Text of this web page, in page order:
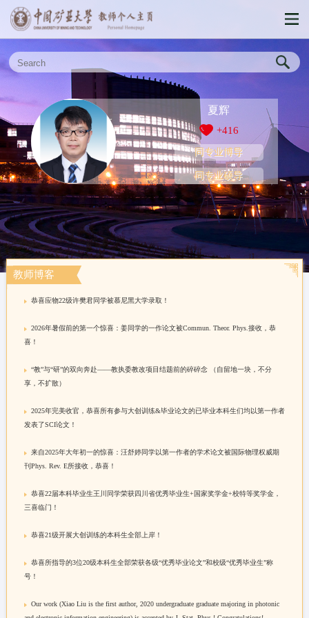
夏辉
+416
同专业博导
同专业硕导
教师博客
恭喜应物22级许樊君同学被慕尼黑大学录取！
2026年暑假前的第一个惊喜：姜同学的一作论文被Commun. Theor. Phys.接收，恭
喜！
“教”与“研”的双向奔赴——教执委教改项目结题前的碎碎念 （自留地一块，不分
享，不扩散）
2025年完美收官，恭喜所有参与大创训练&毕业论文的已毕业本科生们均以第一作者
发表了SCI论文！
来自2025年大年初一的惊喜：汪舒婷同学以第一作者的学术论文被国际物理权威期
刊Phys. Rev. E所接收，恭喜！
恭喜22届本科毕业生王川同学荣获四川省优秀毕业生+国家奖学金+校特等奖学金，
三喜临门！
恭喜21级开展大创训练的本科生全部上岸！
恭喜所指导的3位20级本科生全部荣获各级“优秀毕业论文”和校级“优秀毕业生”称
号！
Our work (Xiao Liu is the first author, 2020 undergraduate graduate majoring in photonic